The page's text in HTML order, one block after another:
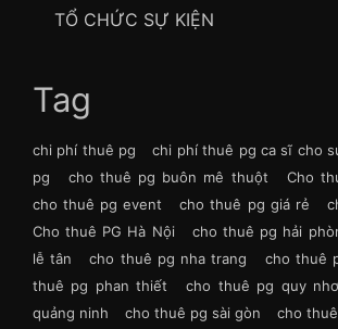
TỔ CHỨC SỰ KIỆN
Tag
chi phí thuê pg chi phí thuê pg ca sĩ cho
pg
cho thuê pg buôn mê thuột
Cho
cho thuê pg event
cho thuê pg giá rẻ
Cho thuê PG Hà Nội
cho thuê pg hải
lễ tân
cho thuê pg nha trang cho thuê
thuê pg phan thiết
cho thuê pg quy
quảng ninh
cho thuê pg sài gòn cho